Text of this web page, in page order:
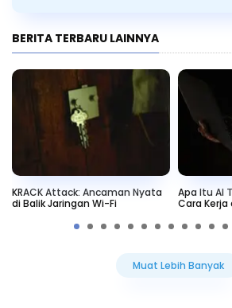
BERITA TERBARU LAINNYA
KRACK Attack: Ancaman Nyata
di Balik Jaringan Wi-Fi
Apa Itu AI
Cara Kerja
Muat Lebih Banyak